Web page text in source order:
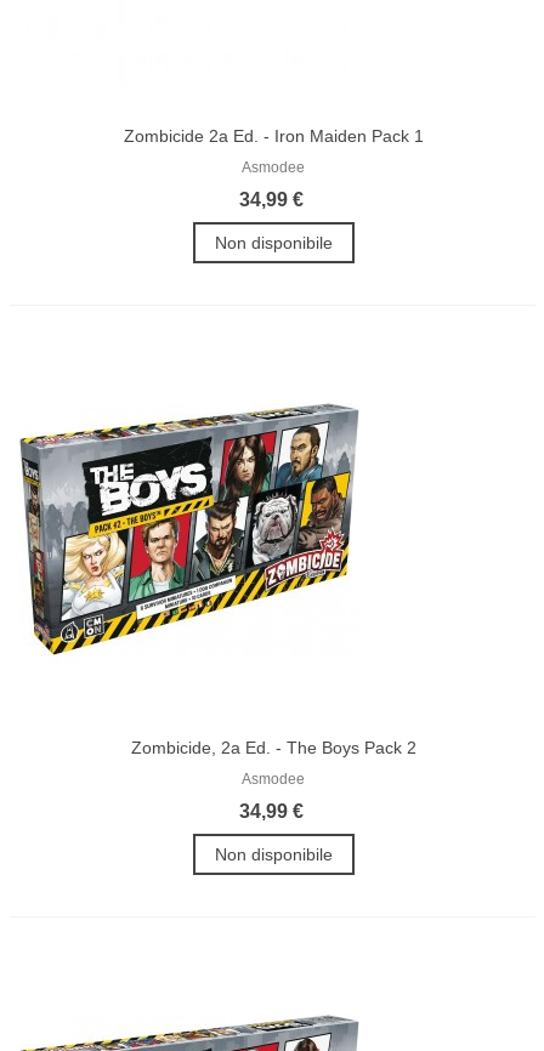
Zombicide 2a Ed. - Iron Maiden Pack 1
Asmodee
34,99 €
Non disponibile
Zombicide, 2a Ed. - The Boys Pack 2
Asmodee
34,99 €
Non disponibile